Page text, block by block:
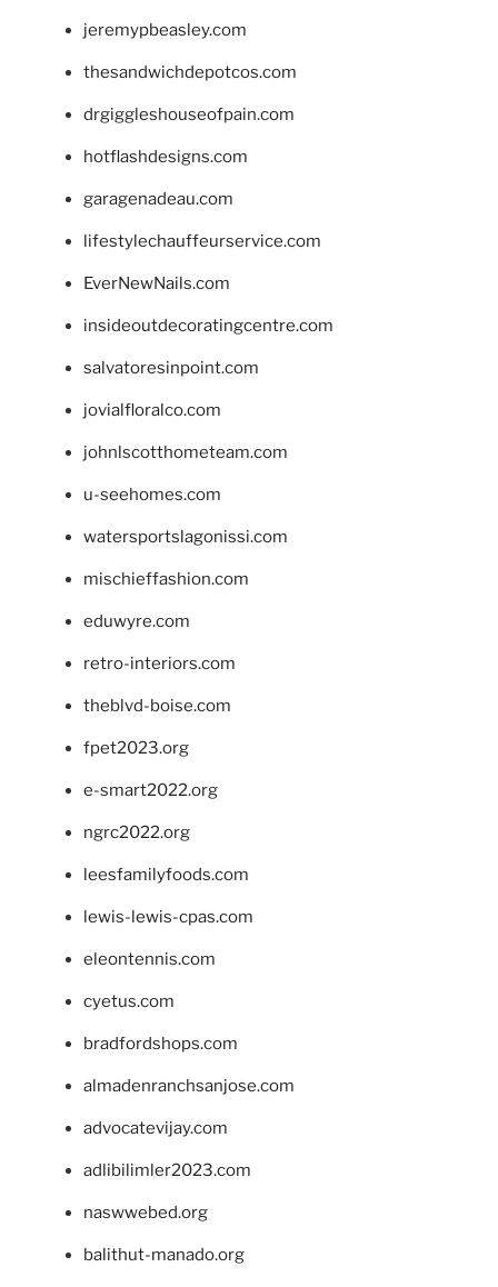
jeremypbeasley.com
thesandwichdepotcos.com
drgiggleshouseofpain.com
hotflashdesigns.com
garagenadeau.com
lifestylechauffeurservice.com
EverNewNails.com
insideoutdecoratingcentre.com
salvatoresinpoint.com
jovialfloralco.com
johnlscotthometeam.com
u-seehomes.com
watersportslagonissi.com
mischieffashion.com
eduwyre.com
retro-interiors.com
theblvd-boise.com
fpet2023.org
e-smart2022.org
ngrc2022.org
leesfamilyfoods.com
lewis-lewis-cpas.com
eleontennis.com
cyetus.com
bradfordshops.com
almadenranchsanjose.com
advocatevijay.com
adlibilimler2023.com
naswwebed.org
balithut-manado.org